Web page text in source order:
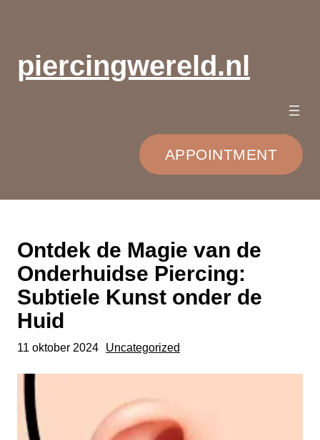
inhoudpiercingwereld.nl
APPOINTMENT
Ontdek de Magie van de
Onderhuidse Piercing:
Subtiele Kunst onder de
Huid
11 oktober 2024 Uncategorized